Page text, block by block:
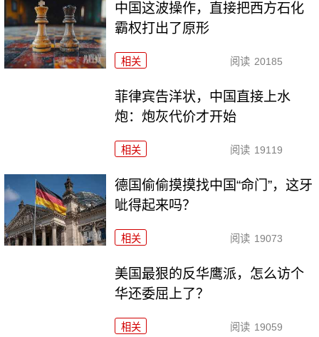
中国这波操作，直接把西方石化
霸权打出了原形
相关 阅读 20185
菲律宾告洋状，中国直接上水
炮：炮灰代价才开始
相关 阅读 19119
德国偷偷摸摸找中国“命门”，这牙
呲得起来吗？
相关 阅读 19073
美国最狠的反华鹰派，怎么访个
华还委屈上了？
相关 阅读 19059